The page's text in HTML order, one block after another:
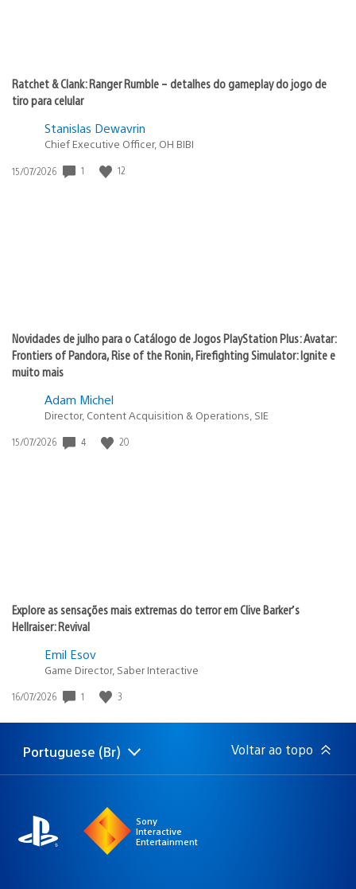
Ratchet & Clank: Ranger Rumble – detalhes do gameplay do jogo de
tiro para celular
Stanislas Dewavrin
Chief Executive Officer, OH BIBI
Data
15/07/2026 1 12
Novidades de julho para o Catálogo de Jogos PlayStation Plus: Avatar:
Frontiers of Pandora, Rise of the Ronin, Firefighting Simulator: Ignite e
muito mais
Adam Michel
Director, Content Acquisition & Operations, SIE
Data
15/07/2026 4 20
Explore as sensações mais extremas do terror em Clive Barker’s
Hellraiser: Revival
Emil Esov
Game Director, Saber Interactive
Data
publicação:
16/07/2026 1 3
Selecione
uma
Região
atual:
Portuguese (Br) Voltar ao topo
Sony
Interactive
Entertainment